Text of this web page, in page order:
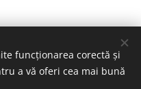
funcționarea corectă și
a vă oferi cea mai bună